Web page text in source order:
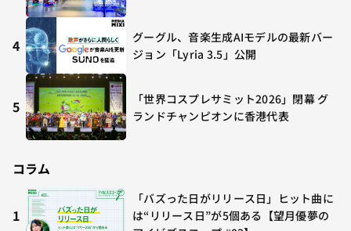
4
グーグル、音楽生成AIモデルの最新バー
ジョン「Lyria 3.5」公開
5
「世界コスプレサミット2026」閉幕 グ
ランドチャンピオンに香港代表
コラム
1
「バズった日がリリース日」ヒット曲に
は“リリース日”が5個ある【望月優夢の